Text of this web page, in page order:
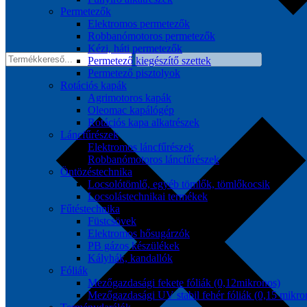
Permetezők
Elektromos permetezők
Robbanómotoros permetezők
Kézi, háti permetezők
Permetező kiegészítő szettek
Permetező pisztolyok
Rotációs kapák
Agrimotoros kapák
Oleomac kapálógép
Rotációs kapa alkatrészek
Láncfűrészek
Elektromos láncfűrészek
Robbanómotoros láncfűrészek
Öntözéstechnika
Locsolótömlő, egyéb tömlők, tömlőkocsik
Locsolástechnikai termékek
Fűtéstechnika
Füstcsövek
Elektromos hősugárzók
PB gázos készülékek
Kályhák, kandallók
Fóliák
Mezőgazdasági fekete fóliák (0,12mikronos)
Mezőgazdasági UV stabil fehér fóliák (0,15